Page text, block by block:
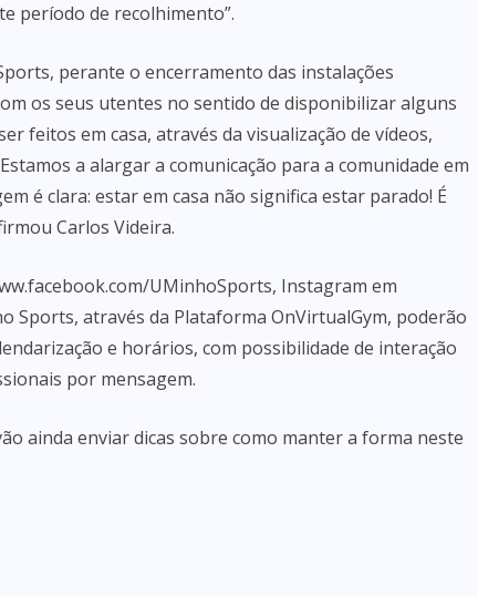
período de recolhimento”.
perante o encerramento das instalações
os seus utentes no sentido de disponibilizar alguns
feitos em casa, através da visualização de vídeos,
a alargar a comunicação para a comunidade em
é clara: estar em casa não significa estar parado! É
Carlos Videira.
UMinhoSports, Instagram em
Sports, através da Plataforma OnVirtualGym, poderão
e horários, com possibilidade de interação
por mensagem.
ainda enviar dicas sobre como manter a forma neste